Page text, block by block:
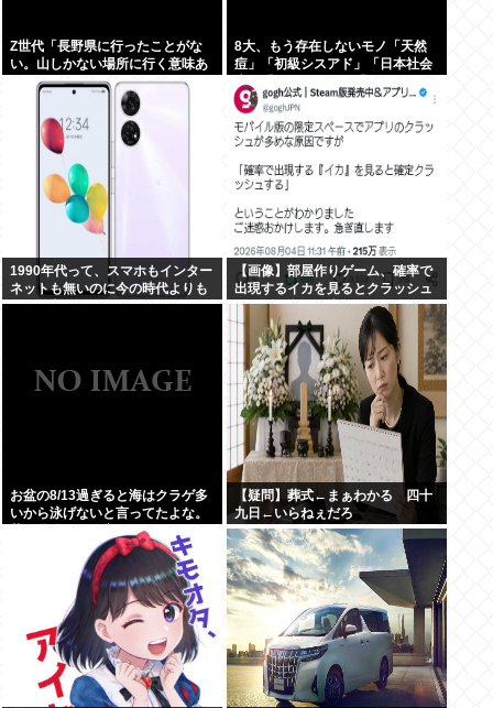
Z世代「長野県に行ったことがな
い。山しかない場所に行く意味あ
る？」←これ
8大、もう存在しないモノ「天然
痘」「初級シスアド」「日本社会
党」「コンパイル」「AmPm」
「ジャスコ」「共立薬科大学」
1990年代って、スマホもインター
ネットも無いのに今の時代よりも
カッコ良いよな
【画像】部屋作りゲーム、確率で
出現するイカを見るとクラッシュ
する不具合が発生ｗｗｗ
お盆の8/13過ぎると海はクラゲ多
いから泳げないと言ってたよな。
昔お盆過ぎると寒くなっていたし
【疑問】葬式←まぁわかる 四十
九日←いらねぇだろ